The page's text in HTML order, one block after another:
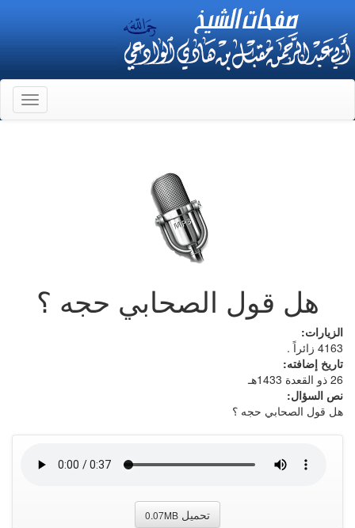
هل قول الصحابي حجه ؟
الزيارات:
4163 زائراً .
تاريخ إضافته:
26 ذو القعدة 1433هـ
نص السؤال:
هل قول الصحابي حجه ؟
تحميل 0.07MB